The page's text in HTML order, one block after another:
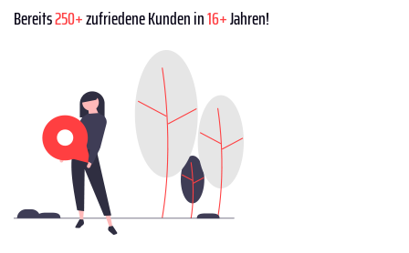
Bereits250+zufriedene Kunden in16+Jahren!